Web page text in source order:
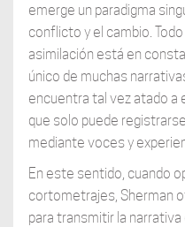
emerge un paradigma
conflicto y el cambio.
asimilación está en
único de muchas
encuentra tal vez atado
que solo puede
mediante voces y
En este sentido, cuando
cortometrajes, Sherman
para transmitir la